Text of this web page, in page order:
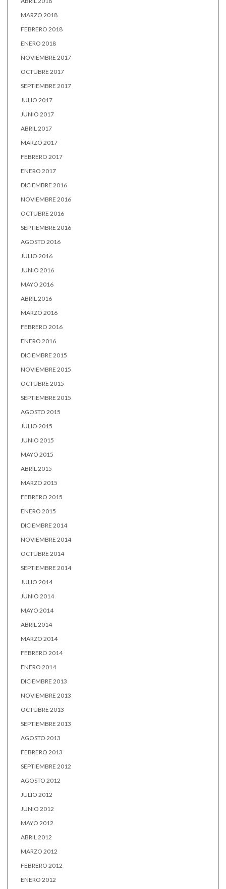
MARZO 2018
FEBRERO 2018
ENERO 2018
NOVIEMBRE 2017
OCTUBRE 2017
SEPTIEMBRE 2017
JULIO 2017
JUNIO 2017
ABRIL 2017
MARZO 2017
FEBRERO 2017
ENERO 2017
DICIEMBRE 2016
NOVIEMBRE 2016
OCTUBRE 2016
SEPTIEMBRE 2016
AGOSTO 2016
JULIO 2016
JUNIO 2016
MAYO 2016
ABRIL 2016
MARZO 2016
FEBRERO 2016
ENERO 2016
DICIEMBRE 2015
NOVIEMBRE 2015
OCTUBRE 2015
SEPTIEMBRE 2015
AGOSTO 2015
JULIO 2015
JUNIO 2015
MAYO 2015
ABRIL 2015
MARZO 2015
FEBRERO 2015
ENERO 2015
DICIEMBRE 2014
NOVIEMBRE 2014
OCTUBRE 2014
SEPTIEMBRE 2014
JULIO 2014
JUNIO 2014
MAYO 2014
ABRIL 2014
MARZO 2014
FEBRERO 2014
ENERO 2014
DICIEMBRE 2013
NOVIEMBRE 2013
OCTUBRE 2013
SEPTIEMBRE 2013
AGOSTO 2013
FEBRERO 2013
SEPTIEMBRE 2012
AGOSTO 2012
JULIO 2012
JUNIO 2012
MAYO 2012
ABRIL 2012
MARZO 2012
FEBRERO 2012
ENERO 2012